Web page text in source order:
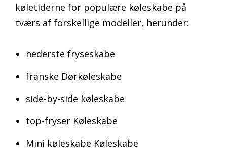
køletiderne for populære køleskabe på
tværs af forskellige modeller, herunder:
nederste fryseskabe
franske Dørkøleskabe
side-by-side køleskabe
top-fryser Køleskabe
Mini køleskabe Køleskabe